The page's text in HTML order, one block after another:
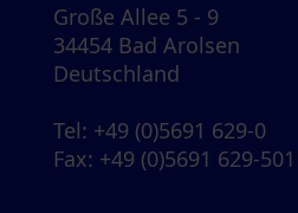
Große Allee 5 - 9
34454 Bad Arolsen
Deutschland
Tel: +49 (0)5691 629-0
Fax: +49 (0)5691 629-501